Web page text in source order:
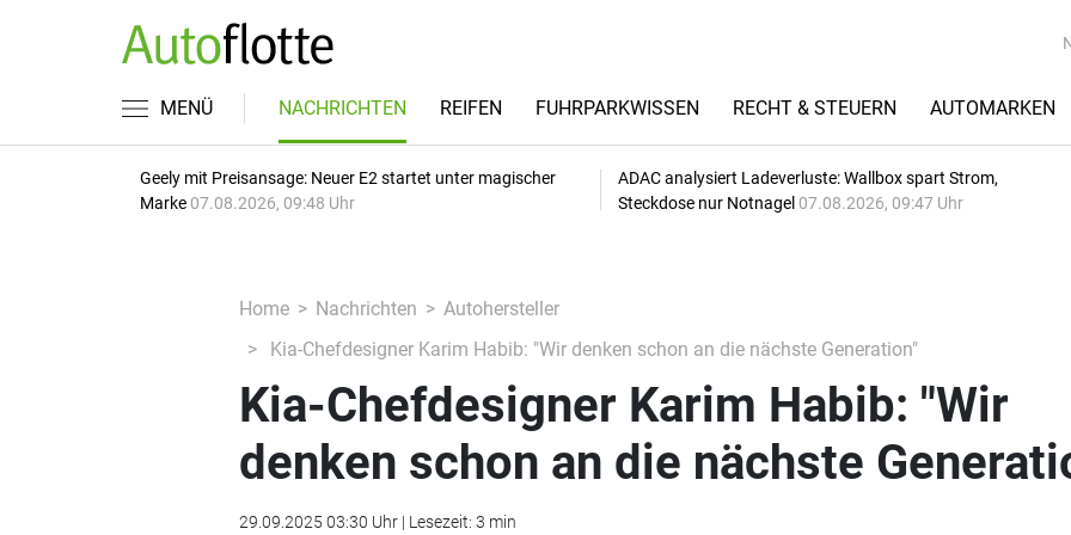
MENÜ NACHRICHTEN REIFEN FUHRPARKWISSEN RECHT & STEUERN AUTOMARKEN
Geely mit Preisansage: Neuer E2 startet unter magischer
Marke 07.08.2026, 09:48 Uhr
ADAC analysiert Ladeverluste: Wallbox spart Strom,
Steckdose nur Notnagel 07.08.2026, 09:47 Uhr
Home Nachrichten
Autohersteller
Kia-Chefdesigner Karim Habib: "Wir denken schon an die nächste Generation"
Kia-Chefdesigner Karim Habib: "Wir
denken schon an die nächste
29.09.2025 03:30 Uhr | Lesezeit: 3 min